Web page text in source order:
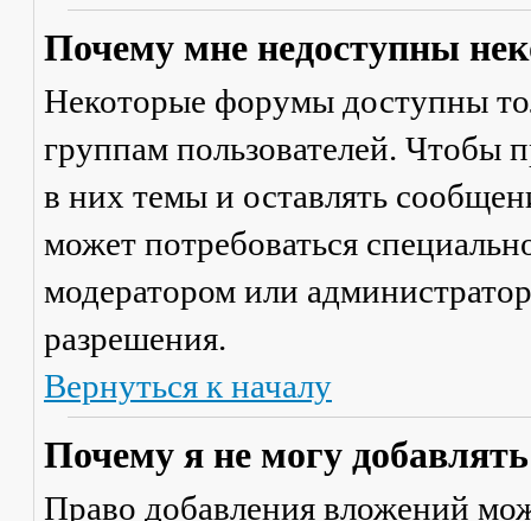
Почему мне недоступны
Некоторые форумы доступны
группам пользователей. Чтобы
в них темы и оставлять
может потребоваться
модератором или
разрешения.
Вернуться к началу
Почему я не могу
Право добавления вложений